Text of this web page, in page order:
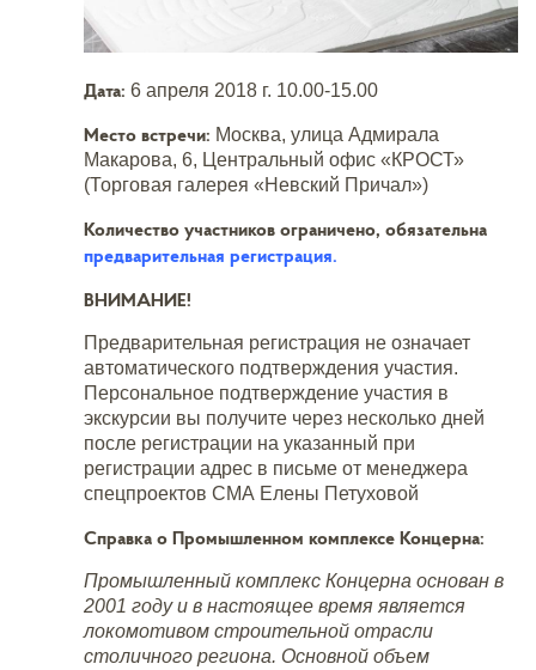
Дата: 6 апреля 2018 г. 10.00-15.00
Место встречи: Москва, улица Адмирала
Макарова, 6, Центральный офис «КРОСТ»
(Торговая галерея «Невский Причал»)
Количество участников ограничено, обязательна
предварительная регистрация.
ВНИМАНИЕ!
Предварительная регистрация не означает
автоматического подтверждения участия.
Персональное подтверждение участия в
экскурсии вы получите через несколько дней
после регистрации на указанный при
регистрации адрес в письме от менеджера
спецпроектов СМА Елены Петуховой
Справка о Промышленном комплексе Концерна:
Промышленный комплекс Концерна основан в
2001 году и в настоящее время является
локомотивом строительной отрасли
столичного региона. Основной объем